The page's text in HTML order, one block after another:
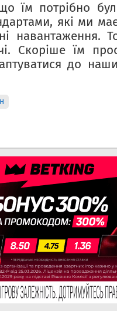
їм потрібно
які ми
Скоріше їм
до